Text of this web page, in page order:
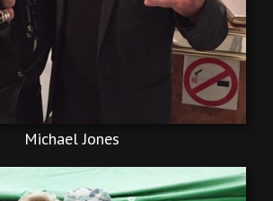
Michael Jones